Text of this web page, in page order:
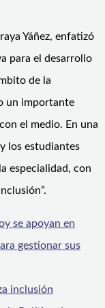
Yáñez, enfatizó
para el desarrollo
de la
un importante
el medio. En una
los estudiantes
especialidad, con
se apoyan en
gestionar sus
inclusión